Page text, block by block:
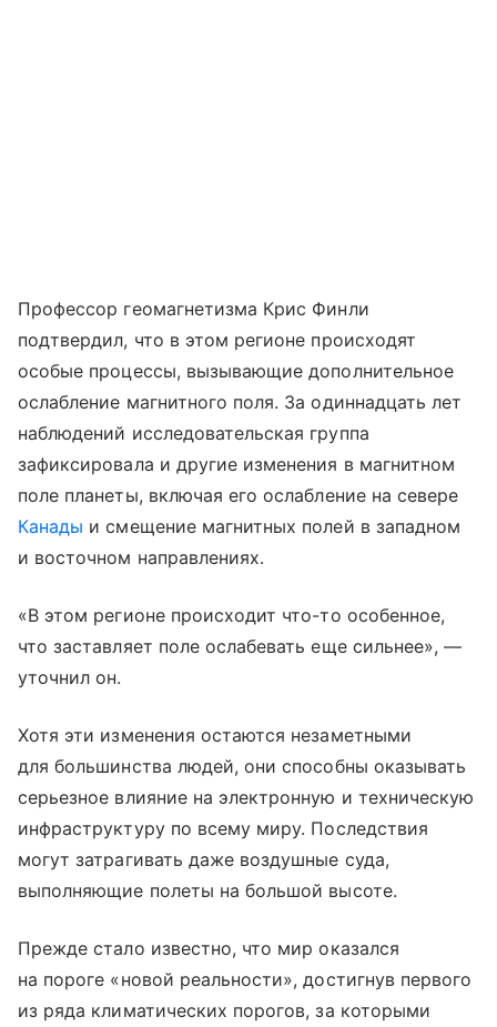
Профессор геомагнетизма Крис Финли
подтвердил, что в этом регионе происходят
особые процессы, вызывающие дополнительное
ослабление магнитного поля. За одиннадцать лет
наблюдений исследовательская группа
зафиксировала и другие изменения в магнитном
поле планеты, включая его ослабление на севере
Канады и смещение магнитных полей в западном
и восточном направлениях.
«В этом регионе происходит что-то особенное,
что заставляет поле ослабевать еще сильнее», —
уточнил он.
Хотя эти изменения остаются незаметными
для большинства людей, они способны оказывать
серьезное влияние на электронную и техническую
инфраструктуру по всему миру. Последствия
могут затрагивать даже воздушные суда,
выполняющие полеты на большой высоте.
Прежде стало известно, что мир оказался
на пороге «новой реальности», достигнув первого
из ряда климатических порогов, за которыми